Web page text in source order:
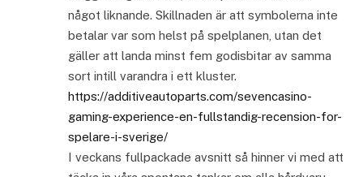
något liknande. Skillnaden är att symbolerna inte
betalar var som helst på spelplanen, utan det
gäller att landa minst fem godisbitar av samma
sort intill varandra i ett kluster.
https://additiveautoparts.com/sevencasino-
gaming-experience-en-fullstandig-recension-for-
spelare-i-sverige/
I veckans fullpackade avsnitt så hinner vi med att